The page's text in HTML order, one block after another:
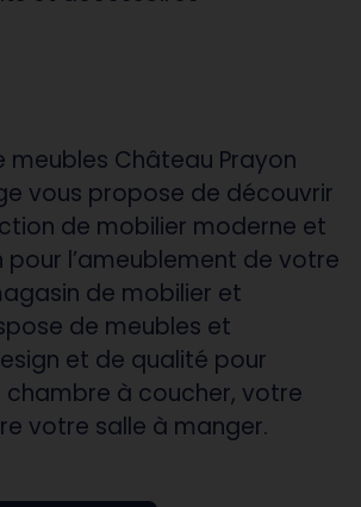
meubles Château Prayon
vous propose de découvrir
de mobilier moderne et
l’ameublement de votre
de mobilier et
de meubles et
et de qualité pour
à coucher, votre
votre salle à manger.